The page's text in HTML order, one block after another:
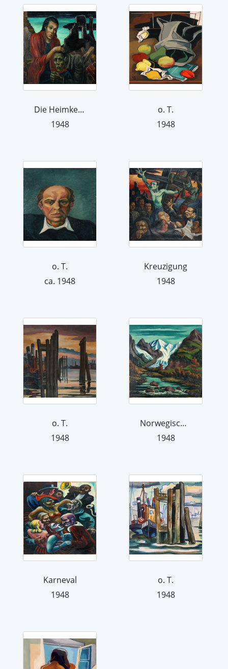
Die Heimkehr
1948
o. T.
1948
o. T.
ca. 1948
Kreuzigung
1948
o. T.
1948
Norwegische Landschaft ( Swartinengle...
1948
Karneval
1948
o. T.
1948